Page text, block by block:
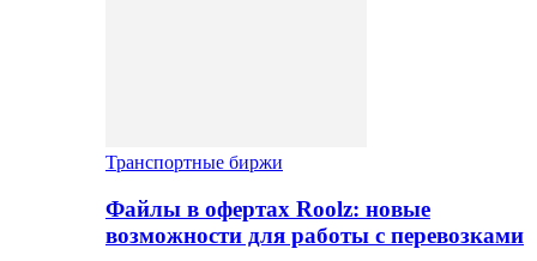
Транспортные биржи
Файлы в офертах Roolz: новые
возможности для работы с перевозками